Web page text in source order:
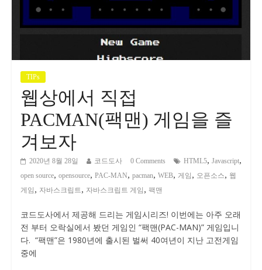
TIPs
웹상에서 직접
PACMAN(팩맨) 게임을 즐
겨보자
2020년 8월 28일 코드도사 0 Comments HTML5, Javascript,
open source, opensource, PAC-MAN, pacman, WEB, 게임 , 오픈소스, 웹
게임 , 자바스크립트, 자바스크립트 게임 , 팩맨
코드도사에서 제공해 드리는 게임시리즈! 이번에는 아주 오래
전 부터 오락실에서 봤던 게임인 “팩맨(PAC-MAN)” 게임입니
다. “팩맨”은 1980년에 출시된 벌써 40여년이 지난 고전게임
중에